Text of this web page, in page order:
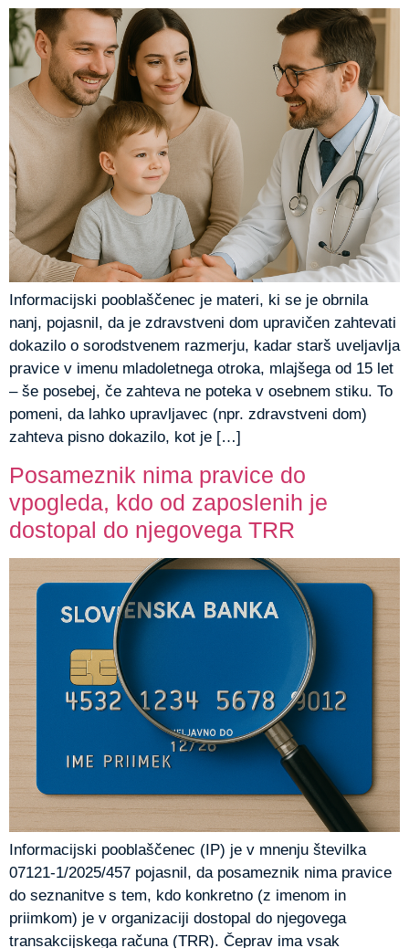
Informacijski pooblaščenec je materi, ki se je obrnila
nanj, pojasnil, da je zdravstveni dom upravičen zahtevati
dokazilo o sorodstvenem razmerju, kadar starš uveljavlja
pravice v imenu mladoletnega otroka, mlajšega od 15 let
– še posebej, če zahteva ne poteka v osebnem stiku. To
pomeni, da lahko upravljavec (npr. zdravstveni dom)
zahteva pisno dokazilo, kot je […]
Posameznik nima pravice do
vpogleda, kdo od zaposlenih je
dostopal do njegovega TRR
Informacijski pooblaščenec (IP) je v mnenju številka
07121-1/2025/457 pojasnil, da posameznik nima pravice
do seznanitve s tem, kdo konkretno (z imenom in
priimkom) je v organizaciji dostopal do njegovega
transakcijskega računa (TRR). Čeprav ima vsak